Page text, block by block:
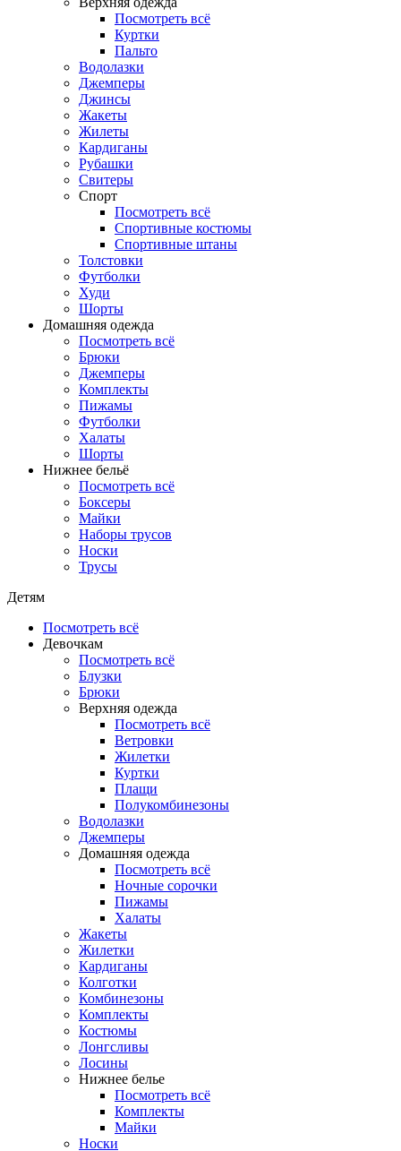
Посмотреть всё
Куртки
Пальто
Водолазки
Джемперы
Джинсы
Жакеты
Жилеты
Кардиганы
Рубашки
Свитеры
Спорт
Посмотреть всё
Спортивные костюмы
Спортивные штаны
Толстовки
Футболки
Худи
Шорты
Домашняя одежда
Посмотреть всё
Брюки
Джемперы
Комплекты
Пижамы
Футболки
Халаты
Шорты
Нижнее бельё
Посмотреть всё
Боксеры
Майки
Наборы трусов
Носки
Трусы
Детям
Посмотреть всё
Девочкам
Посмотреть всё
Блузки
Брюки
Верхняя одежда
Посмотреть всё
Ветровки
Жилетки
Куртки
Плащи
Полукомбинезоны
Водолазки
Джемперы
Домашняя одежда
Посмотреть всё
Ночные сорочки
Пижамы
Халаты
Жакеты
Жилетки
Кардиганы
Колготки
Комбинезоны
Комплекты
Костюмы
Лонгсливы
Лосины
Нижнее белье
Посмотреть всё
Комплекты
Майки
Носки